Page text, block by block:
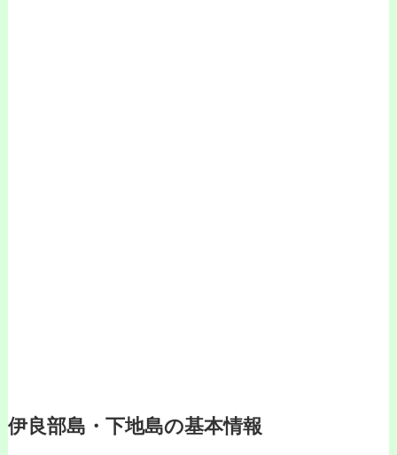
伊良部島・下地島の基本情報